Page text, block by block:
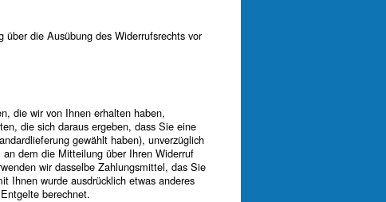
die Ausübung des Widerrufsrechts vor
die wir von Ihnen erhalten haben,
die sich daraus ergeben, dass Sie eine
gewählt haben), unverzüglich
dem die Mitteilung über Ihren Widerruf
wir dasselbe Zahlungsmittel, das Sie
Ihnen wurde ausdrücklich etwas anderes
berechnet.